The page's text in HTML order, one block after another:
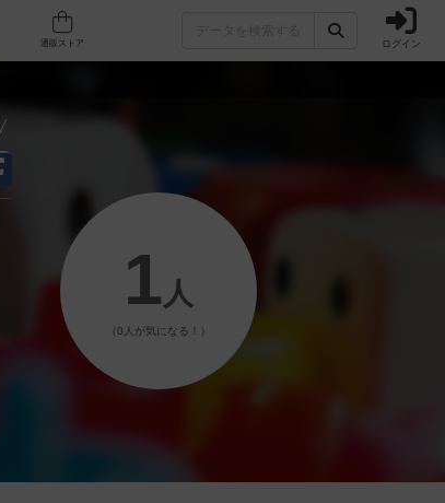
人気ボードゲーム ログイン
1 人
（0人が気になる！）